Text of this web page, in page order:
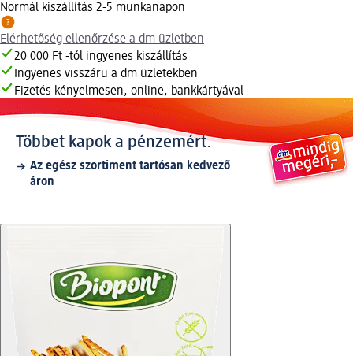
Normál kiszállítás 2-5 munkanapon
Elérhetőség ellenőrzése a dm üzletben
20 000 Ft -tól ingyenes kiszállítás
Ingyenes visszáru a dm üzletekben
Fizetés kényelmesen, online, bankkártyával
Többet kapok a pénzemért.
Az egész szortiment tartósan kedvező
áron